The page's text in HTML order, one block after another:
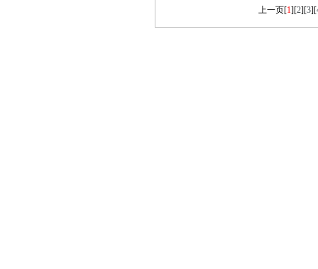
上一页[1][2][3][